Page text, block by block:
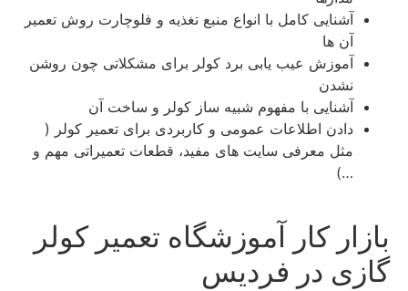
آشنایی کامل با انواع منبع تغذیه و فلوچارت روش تعمیر
آن ها
آموزش عیب یابی برد کولر برای مشکلاتی چون روشن
نشدن
آشنایی با مفهوم شبیه ساز کولر و ساخت آن
دادن اطلاعات عمومی و کاربردی برای تعمیر کولر (
مثل معرفی سایت های مفید، قطعات تعمیراتی مهم و
…)
بازار کار آموزشگاه تعمیر کولر
گازی در فردیس